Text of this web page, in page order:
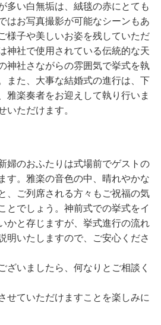
多い白無垢は、絨毯の赤にとても
はお写真撮影が可能なシーンもあ
様子や美しいお姿を残していただ
神社で使用されている伝統的な天
神社さながらの雰囲気で挙式を執
また、大事な結婚式の進行は、下
雅楽奏者をお迎えして執り行いま
いただけます。
婦のおふたりは式場前でゲストの
す。雅楽の音色の中、晴れやかな
、ご列席される方々もご祝福の気
とでしょう。神前式での挙式をイ
かと存じますが、挙式進行の流れ
明いたしますので、ご安心くださ
ざいましたら、何なりとご相談く
せていただけますことを楽しみに